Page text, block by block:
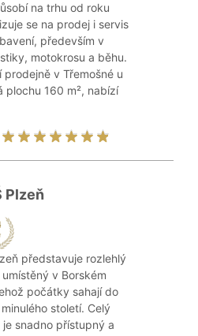
na trhu od roku
se na prodej i servis
především v
motokrosu a běhu.
prodejně v Třemošné u
plochu 160 m², nabízí
Plzeň
představuje rozlehlý
v Borském
počátky sahají do
století. Celý
snadno přístupný a